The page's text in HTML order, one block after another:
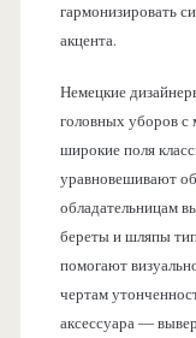
гармонизировать
акцента.
Немецкие
головных уборов с
широкие поля
уравновешивают
обладательницам
береты и шляпы
помогают
чертам
аксессуара —